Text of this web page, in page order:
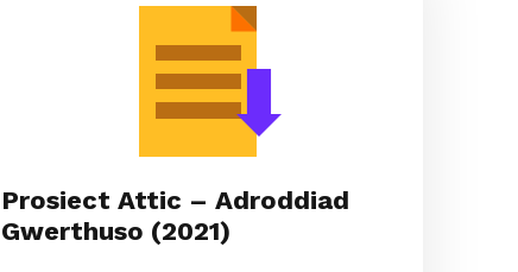
Prosiect Attic – Adroddiad
Gwerthuso (2021)